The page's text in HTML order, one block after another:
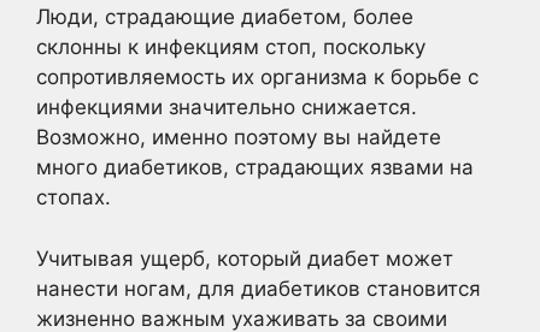
Люди, страдающие диабетом, более
склонны к инфекциям стоп, поскольку
сопротивляемость их организма к борьбе с
инфекциями значительно снижается.
Возможно, именно поэтому вы найдете
много диабетиков, страдающих язвами на
стопах.
Учитывая ущерб, который диабет может
нанести ногам, для диабетиков становится
жизненно важным ухаживать за своими